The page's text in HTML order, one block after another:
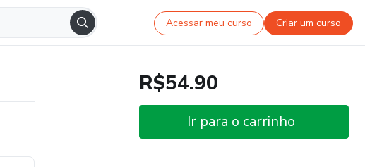
Acessar meu curso Criar um curso
R$54.90
Ir para o carrinho